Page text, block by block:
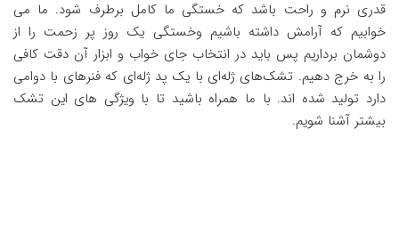
قدری نرم و راحت باشد که خستگی ما کامل برطرف شود. ما می
خوابیم که آرامش داشته باشیم وخستگی یک روز پر زحمت را از
دوشمان برداریم پس باید در انتخاب جای خواب و ابزار آن دقت کافی
را به خرج دهیم. تشک‌های ژله‌ای با یک پد ژله‌ای که فنرهای با دوامی
دارد تولید شده اند. با ما همراه باشید تا با ویژگی های این تشک
بیشتر آشنا شویم.